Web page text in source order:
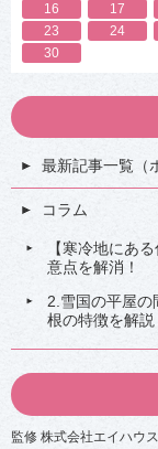
16
17
23
24
30
最新記事一覧（
コラム
【寒冷地にあ
意点を解消！
2.雪国の平屋の
根の特徴を解説
監修 株式会社エイハウス